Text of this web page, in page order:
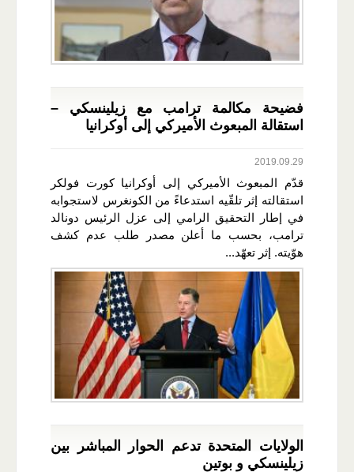
فضيحة مكالمة ترامب مع زيلينسكي –
استقالة المبعوث الأميركي إلى أوكرانيا
2019.09.29
قدّم المبعوث الأميركي إلى أوكرانيا كورت فولكر
استقالته إثر تلقّيه استدعاءً من الكونغرس لاستجوابه
في إطار التحقيق الرامي إلى عزل الرئيس دونالد
ترامب، بحسب ما أعلن مصدر طلب عدم كشف
هوّيته. إثر تعهّد...
الولايات المتحدة تدعم الحوار المباشر بين
زيلينسكي و بوتين